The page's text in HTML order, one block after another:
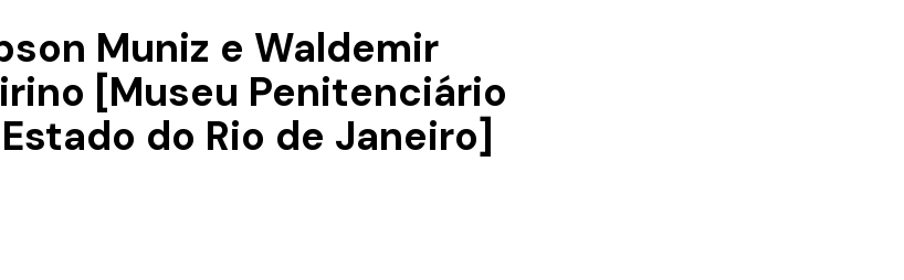
Muniz e Waldemir
[Museu Penitenciário
do Rio de Janeiro]